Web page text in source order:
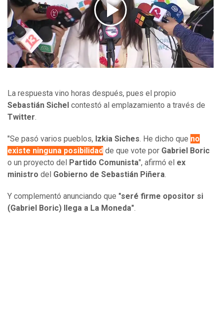
La respuesta vino horas después, pues el propio
Sebastián Sichel contestó al emplazamiento a través de
Twitter.
"Se pasó varios pueblos, Izkia Siches. He dicho que no
existe ninguna posibilidad de que vote por Gabriel Boric
o un proyecto del
Partido Comunista", afirmó el ex
ministro del Gobierno de Sebastián Piñera.
Y complementó anunciando que "seré firme opositor si
(Gabriel Boric) llega a La Moneda".